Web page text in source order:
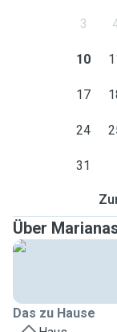
3
10
17
24
31
Über
Das zu Hause